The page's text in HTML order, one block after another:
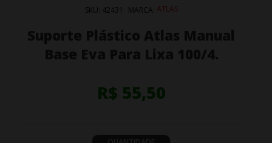
SKU: 42431 MARCA: ATLAS
R$ 55,50